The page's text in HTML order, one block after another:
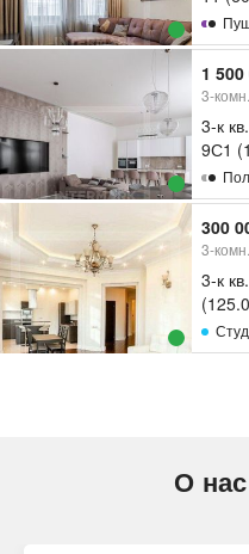
1
3-комн.
3-к
9С1
300
3-комн.
3-к
О